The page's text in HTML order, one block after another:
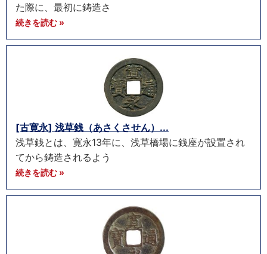
た際に、最初に鋳造さ
続きを読む »
[古寛永] 浅草銭（あさくさせん）...
浅草銭とは、寛永13年に、浅草橋場に銭座が設置され
てから鋳造されるよう
続きを読む »